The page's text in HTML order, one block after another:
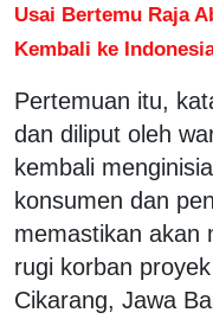
Usai Bertemu Raja
Kembali ke
Pertemuan itu,
dan diliput oleh
kembali
konsumen dan
memastikan akan
rugi korban
Cikarang, Jawa